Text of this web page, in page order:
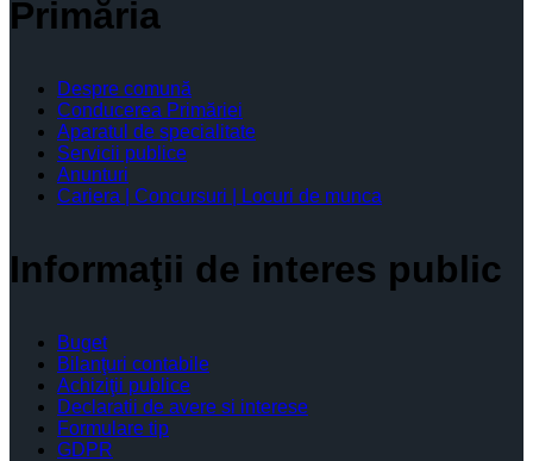
Primăria
Despre comună
Conducerea Primăriei
Aparatul de specialitate
Servicii publice
Anunturi
Cariera | Concursuri | Locuri de munca
Informaţii de interes public
Buget
Bilanţuri contabile
Achiziţii publice
Declaratii de avere si interese
Formulare tip
GDPR